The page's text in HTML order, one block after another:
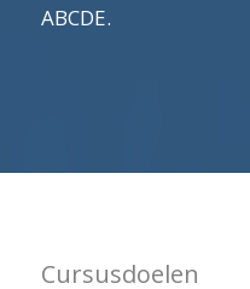
ABCDE.
Cursusdoelen